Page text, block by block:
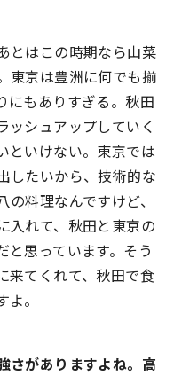
とはこの時期なら山菜
東京は豊洲に何でも揃
にもありすぎる。秋田
ッシュアップしていく
といけない。東京では
したいから、技術的な
料理なんですけど、
入れて、秋田と東京の
思っています。そう
来てくれて、秋田で食
。
さがありますよね。高